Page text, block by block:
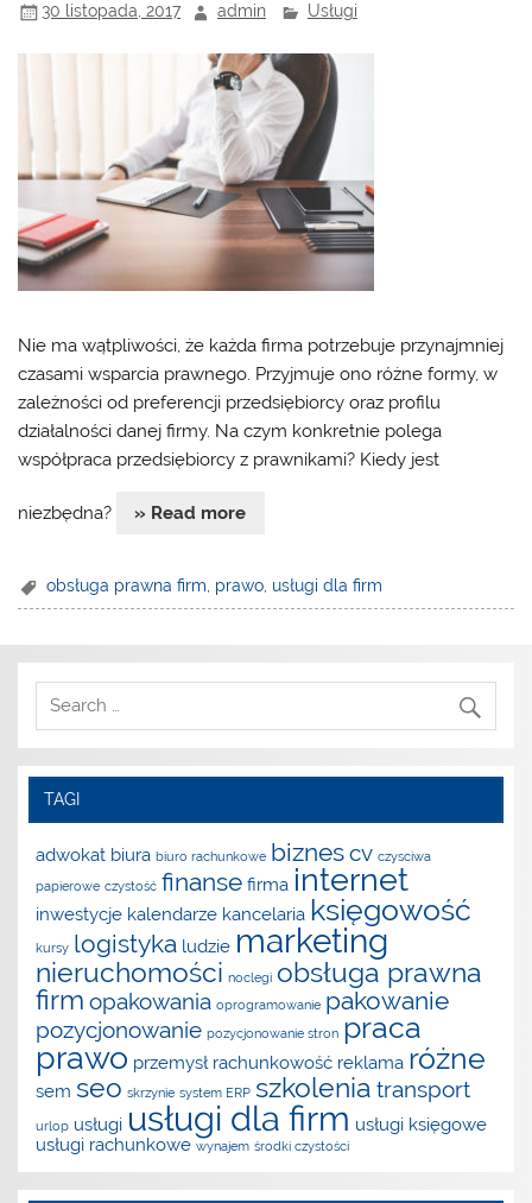
30 listopada, 2017 admin Usługi
Nie ma wątpliwości, że każda firma potrzebuje przynajmniej
czasami wsparcia prawnego. Przyjmuje ono różne formy, w
zależności od preferencji przedsiębiorcy oraz profilu
działalności danej firmy. Na czym konkretnie polega
współpraca przedsiębiorcy z prawnikami? Kiedy jest
niezbędna? » Read more
obsługa prawna firm prawo usługi dla firm
TAGI
adwokat biura biuro rachunkowe biznescv czysciwa
papierowe czystość finanse firma internet
inwestycje kalendarze kancelaria księgowość
kursy logistyka ludzie marketing
nieruchomości noclegi obsługa prawna
firm opakowania oprogramowanie pakowanie
pozycjonowanie pozycjonowanie stron praca
prawo przemysł rachunkowość reklama różne
sem seo skrzynie system ERP szkolenia transport
urlop usługi usługi dla firm usługi księgowe
usługi rachunkowe wynajem środki czystości